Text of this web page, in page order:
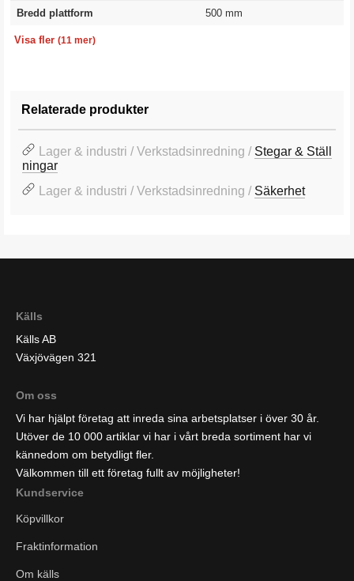
Bredd plattform
500 mm
Visa fler (11 mer)
Relaterade produkter
Lager & industri / Verkstadsinredning / Stegar & Ställ
ningar
Lager & industri / Verkstadsinredning / Säkerhet
Källs
Källs AB
Växjövägen 321
Om oss
Vi har hjälpt företag att inreda sina arbetsplatser i över 30 år.
Utöver de 10 000 artiklar vi har i vårt breda sortiment har vi
kännedom om betydligt fler.
Välkommen till ett företag fullt av möjligheter!
Kundservice
Köpvillkor
Fraktinformation
Om källs